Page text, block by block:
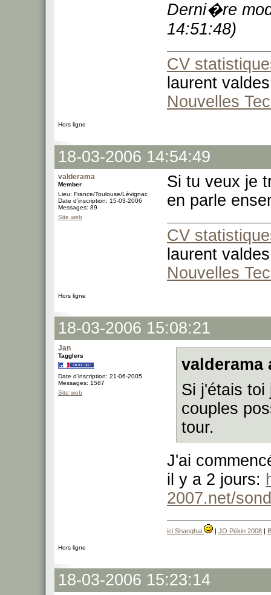
Derni�re
14:51:48)
CV
laurent
Nouvelles
Hors ligne
18-03-2006 14:54:49
valderama
Member
Lieu: France/Toulouse/Lévignac
Date d'inscription: 15-03-2006
Messages: 89
Site web
Si tu veux je
en parle
CV
laurent
Nouvelles
Hors ligne
18-03-2006 15:08:21
Jan
Tagglers
Date d'inscription: 21-06-2005
Messages: 1587
Site web
Si j'étais toi
couples
tour.
J'ai
il y a 2 jours:
2007.net/
ici Shanghai | JO Pékin 2008 |
Hors ligne
18-03-2006 15:23:14